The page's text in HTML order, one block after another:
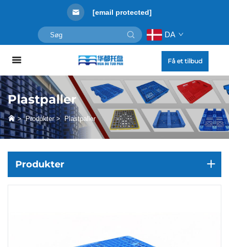
[email protected]
DA
Få et tilbud
Plastpaller
>Produkter>Plastpaller
Produkter